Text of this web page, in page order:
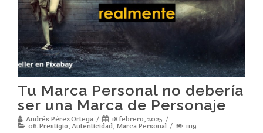
Tu Marca Personal no debería
ser una Marca de Personaje
Andrés Pérez Ortega
18 febrero, 2025
06.Prestigio Autenticidad Marca Personal 1119